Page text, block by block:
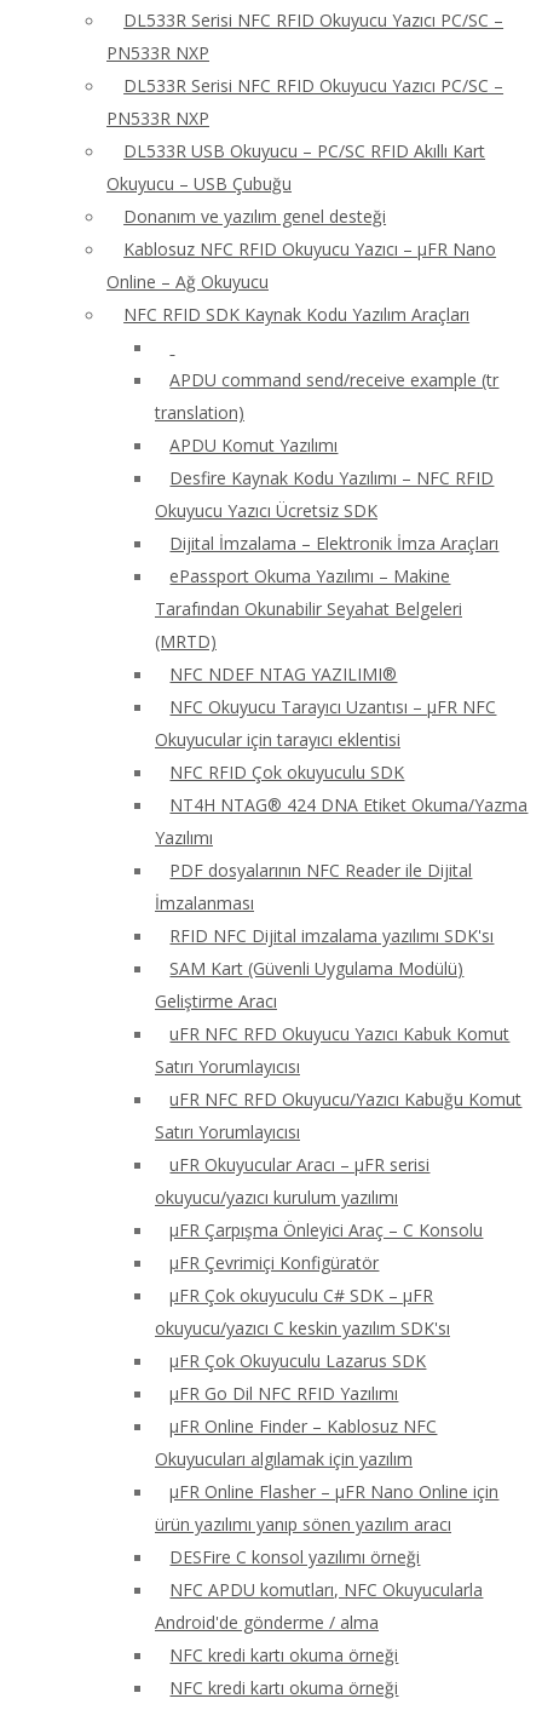
DL533R Serisi NFC RFID Okuyucu Yazıcı PC/SC –
PN533R NXP
DL533R Serisi NFC RFID Okuyucu Yazıcı PC/SC –
PN533R NXP
DL533R USB Okuyucu – PC/SC RFID Akıllı Kart
Okuyucu – USB Çubuğu
Donanım ve yazılım genel desteği
Kablosuz NFC RFID Okuyucu Yazıcı – μFR Nano
Online – Ağ Okuyucu
NFC RFID SDK Kaynak Kodu Yazılım Araçları
APDU command send/receive example (tr
translation)
APDU Komut Yazılımı
Desfire Kaynak Kodu Yazılımı – NFC RFID
Okuyucu Yazıcı Ücretsiz SDK
Dijital İmzalama – Elektronik İmza Araçları
ePassport Okuma Yazılımı – Makine
Tarafından Okunabilir Seyahat Belgeleri
(MRTD)
NFC NDEF NTAG YAZILIMI®
NFC Okuyucu Tarayıcı Uzantısı – μFR NFC
Okuyucular için tarayıcı eklentisi
NFC RFID Çok okuyuculu SDK
NT4H NTAG® 424 DNA Etiket Okuma/Yazma
Yazılımı
PDF dosyalarının NFC Reader ile Dijital
İmzalanması
RFID NFC Dijital imzalama yazılımı SDK'sı
SAM Kart (Güvenli Uygulama Modülü)
Geliştirme Aracı
uFR NFC RFD Okuyucu Yazıcı Kabuk Komut
Satırı Yorumlayıcısı
uFR NFC RFD Okuyucu/Yazıcı Kabuğu Komut
Satırı Yorumlayıcısı
uFR Okuyucular Aracı – μFR serisi
okuyucu/yazıcı kurulum yazılımı
μFR Çarpışma Önleyici Araç – C Konsolu
μFR Çevrimiçi Konfigüratör
μFR Çok okuyuculu C# SDK – μFR
okuyucu/yazıcı C keskin yazılım SDK'sı
μFR Çok Okuyuculu Lazarus SDK
μFR Go Dil NFC RFID Yazılımı
μFR Online Finder – Kablosuz NFC
Okuyucuları algılamak için yazılım
μFR Online Flasher – μFR Nano Online için
ürün yazılımı yanıp sönen yazılım aracı
DESFire C konsol yazılımı örneği
NFC APDU komutları, NFC Okuyucularla
Android'de gönderme / alma
NFC kredi kartı okuma örneği
NFC kredi kartı okuma örneği